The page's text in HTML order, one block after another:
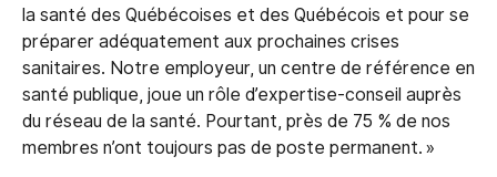
la santé des Québécoises et des Québécois et pour se
préparer adéquatement aux prochaines crises
sanitaires. Notre employeur, un centre de référence en
santé publique, joue un rôle d’expertise-conseil auprès
du réseau de la santé. Pourtant, près de 75 % de nos
membres n’ont toujours pas de poste permanent. »